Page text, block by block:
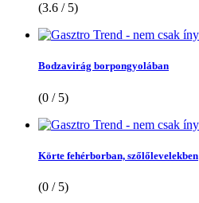
(3.6 / 5)
Bodzavirág borpongyolában
(0 / 5)
Körte fehérborban, szőlőlevelekben
(0 / 5)